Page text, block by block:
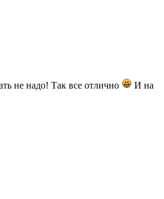
не надо! Так все отлично
И на